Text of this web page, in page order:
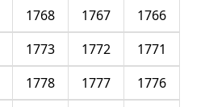
1766
1767
1768
1771
1772
1773
1776
1777
1778